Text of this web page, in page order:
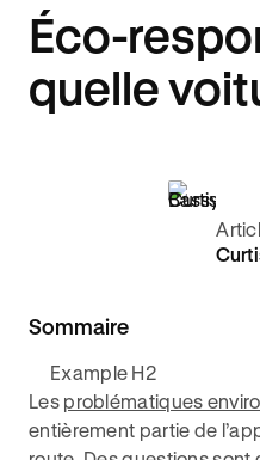
Éco-
quelle
Sommaire
Example H2
Les problématiques
entièrement partie de